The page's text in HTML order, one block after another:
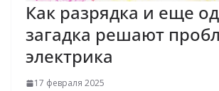
Как разрядка и еще
загадка решают
электрика
17 февраля 2025